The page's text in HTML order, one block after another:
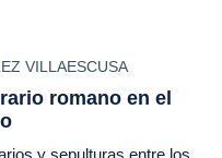
VILLAESCUSA
romano en el
y sepulturas entre los